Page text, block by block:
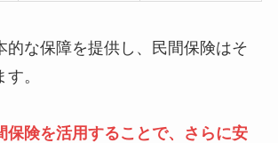
的な保障を提供し、民間保険はそ
。
保険を活用することで、さらに安